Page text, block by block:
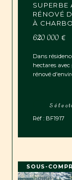
SUPERBE
RÉNOVÉ
À
620 000 €
Dans
hectares
rénové
Réf : BF1917
SOUS-